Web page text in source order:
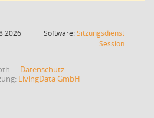
Software:Sitzungsdienst
Session(Wird in
Datenschutz
LivingData GmbH